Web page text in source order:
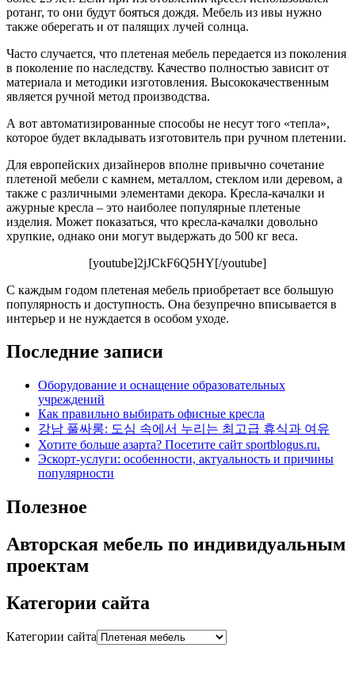
ротанг, то они будут бояться дождя. Мебель из ивы нужно
также оберегать и от палящих лучей солнца.
Часто случается, что плетеная мебель передается из поколения
в поколение по наследству. Качество полностью зависит от
материала и методики изготовления. Высококачественным
является ручной метод производства.
А вот автоматизированные способы не несут того «тепла»,
которое будет вкладывать изготовитель при ручном плетении.
Для европейских дизайнеров вполне привычно сочетание
плетеной мебели с камнем, металлом, стеклом или деревом, а
также с различными элементами декора. Кресла-качалки и
ажурные кресла – это наиболее популярные плетеные
изделия. Может показаться, что кресла-качалки довольно
хрупкие, однако они могут выдержать до 500 кг веса.
[youtube]2jJCkF6Q5HY[/youtube]
С каждым годом плетеная мебель приобретает все большую
популярность и доступность. Она безупречно вписывается в
интерьер и не нуждается в особом уходе.
Последние записи
Оборудование и оснащение образовательных
учреждений
Как правильно выбирать офисные кресла
강남 풀싸롱: 도심 속에서 누리는 최고급 휴식과 여유
Хотите больше азарта? Посетите сайт sportblogus.ru.
Эскорт-услуги: особенности, актуальность и причины
популярности
Полезное
Авторская мебель по индивидуальным
проектам
Категории сайта
Категории сайта